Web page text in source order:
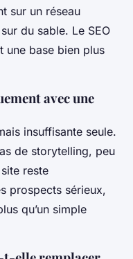
sur un réseau
du sable. Le SEO
une base bien plus
avec une
insuffisante seule.
de storytelling, peu
reste
prospects sérieux,
qu’un simple